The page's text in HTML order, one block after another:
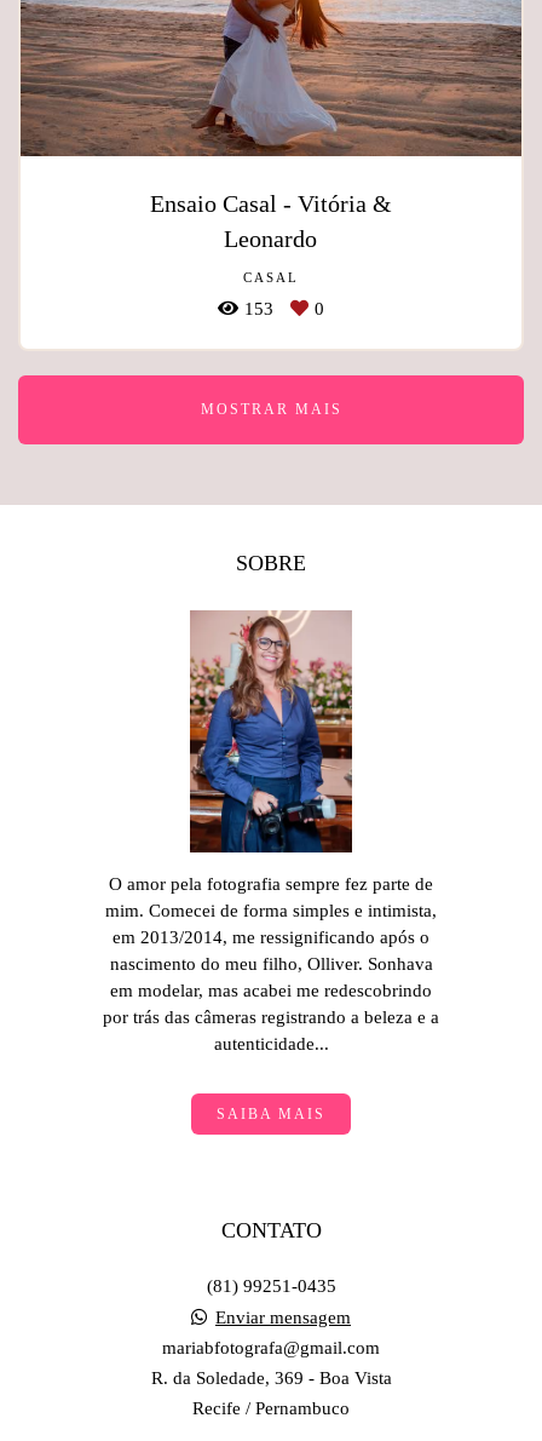
Ensaio Casal - Vitória &
Leonardo
CASAL
153 0
MOSTRAR MAIS
SOBRE
O amor pela fotografia sempre fez parte de
mim. Comecei de forma simples e intimista,
em 2013/2014, me ressignificando após o
nascimento do meu filho, Olliver. Sonhava
em modelar, mas acabei me redescobrindo
por trás das câmeras registrando a beleza e a
autenticidade...
SAIBA MAIS
CONTATO
(81) 99251-0435
Enviar mensagem
mariabfotografa@gmail.com
R. da Soledade, 369 - Boa Vista
Recife / Pernambuco